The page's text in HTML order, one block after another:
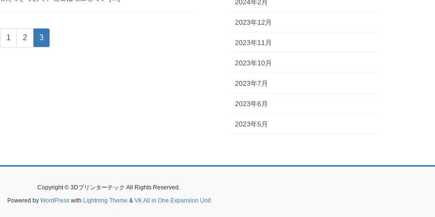
固
定
1
固
定
2
固
定
3
2024年2月
2023年12月
2023年11月
2023年10月
2023年7月
2023年6月
2023年5月
Copyright © 3Dプリンターテック All Rights Reserved.
Powered by WordPresswith Lightning Theme & VK All in One Expansion Unit